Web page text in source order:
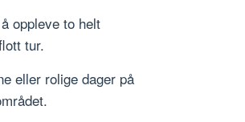
oppleve to helt
tur.
eller rolige dager på